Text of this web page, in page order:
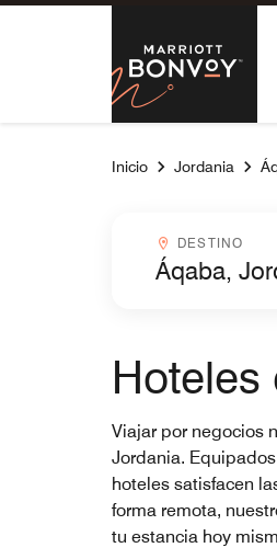
Skip to Content
Inicio Jordania
Destinocombobox
DESTINO
Viajar por negocios
Jordania.
hoteles satisfacen
forma remota,
tu estancia hoy